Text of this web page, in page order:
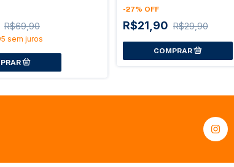
R$69,90
sem juros
-27% OFF
R$21,90 R$29,90